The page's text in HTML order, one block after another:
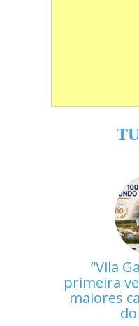
Vila
primeira
maiores